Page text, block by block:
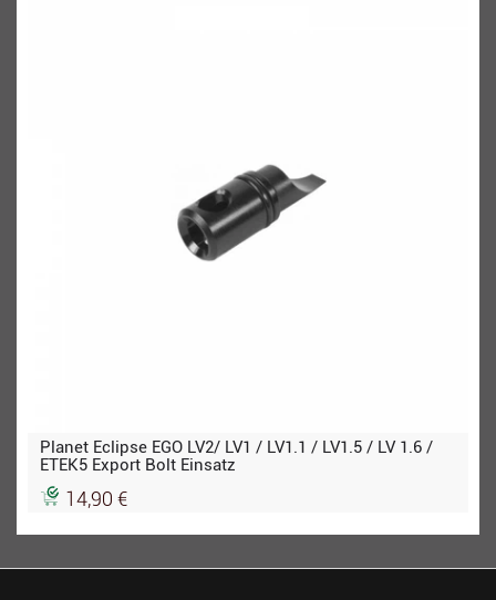
Planet Eclipse EGO LV2/ LV1 / LV1.1 / LV1.5 / LV 1.6 /
ETEK5 Export Bolt Einsatz
14,90 €